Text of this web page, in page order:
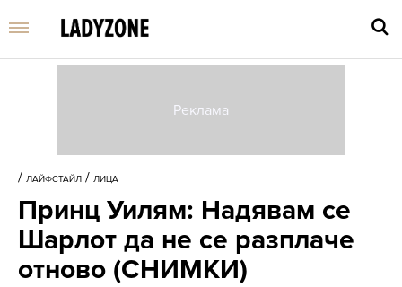
/ ЛАЙФСТАЙЛ / ЛИЦА
Принц Уилям: Надявам се
Шарлот да не се разплаче
отново (СНИМКИ)